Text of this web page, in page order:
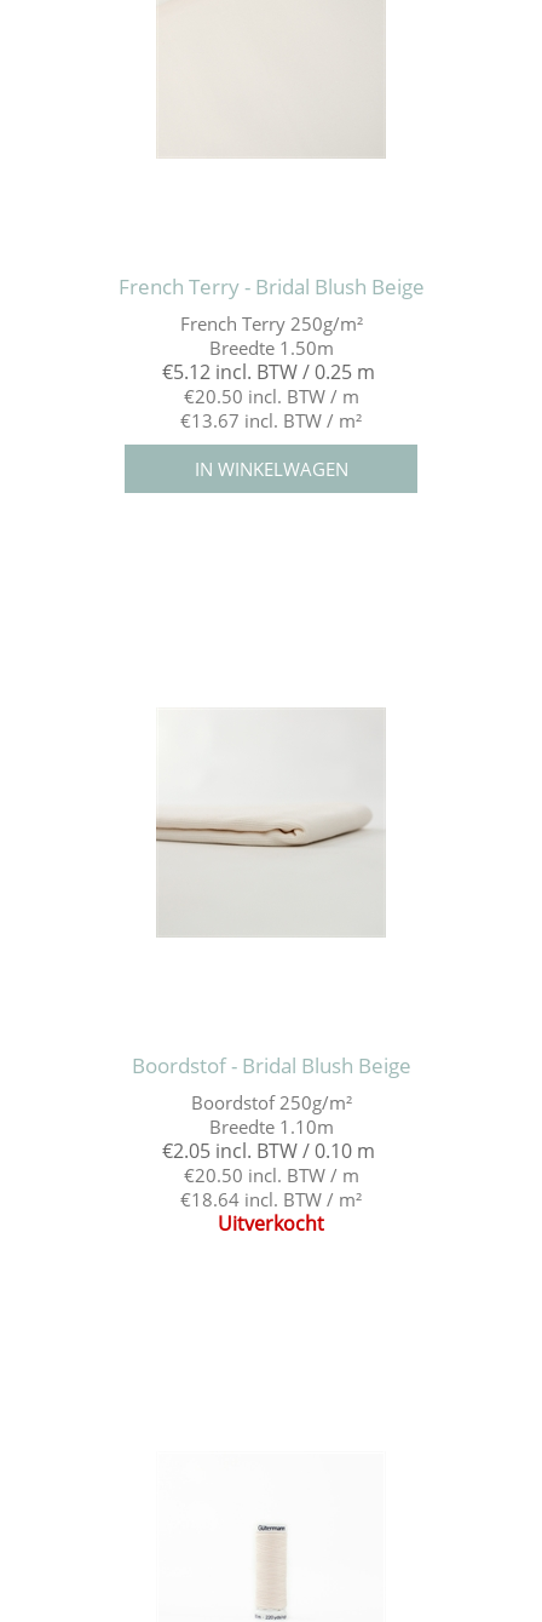
French Terry - Bridal Blush Beige
French Terry 250g/m²
Breedte 1.50m
€5.12 incl. BTW / 0.25 m
€20.50 incl. BTW / m
€13.67 incl. BTW / m²
Boordstof - Bridal Blush Beige
Boordstof 250g/m²
Breedte 1.10m
€2.05 incl. BTW / 0.10 m
€20.50 incl. BTW / m
€18.64 incl. BTW / m²
Uitverkocht